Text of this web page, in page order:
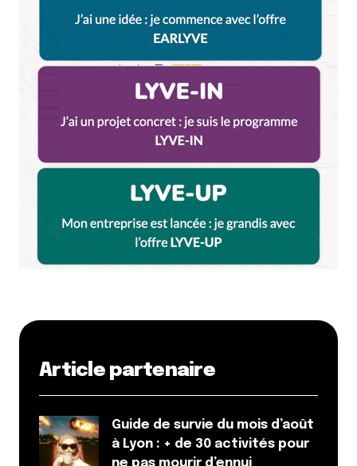
Article partenaire
Guide de survie du mois d’août
à Lyon : + de 30 activités pour
ne pas mourir d’ennui